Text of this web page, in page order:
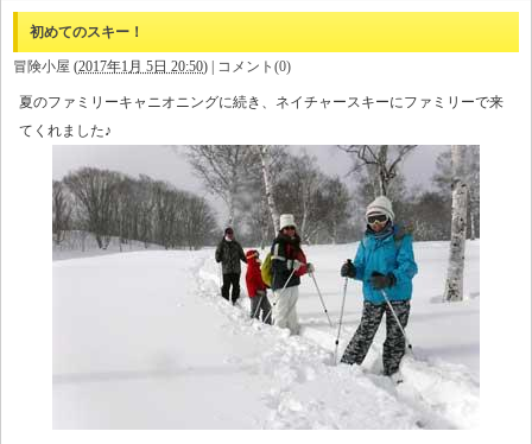
初めてのスキー！
冒険小屋 (2017年1月 5日 20:50) | コメント(0)
夏のファミリーキャニオニングに続き、ネイチャースキーにファミリーで来
てくれました♪